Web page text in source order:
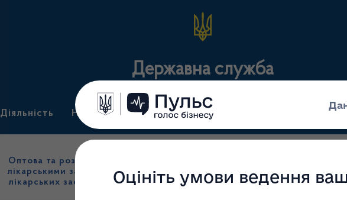
Державна служба
Діяльність Нормативні документи Для громадськості
Оптова та роздрібна торгівля
лікарськими засобами, імпорт
лікарських засобів (крім АФІ)
нагляд
(контроль)
засобів, крові та
сертифікація